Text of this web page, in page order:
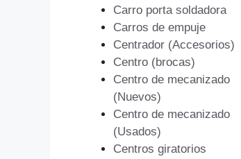
Carro porta soldadora
Carros de empuje
Centrador (Accesorios)
Centro (brocas)
Centro de mecanizado
(Nuevos)
Centro de mecanizado
(Usados)
Centros giratorios